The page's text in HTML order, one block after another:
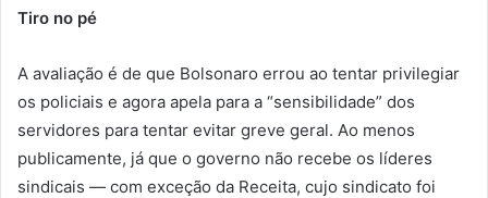
Tiro no pé
A avaliação é de que Bolsonaro errou ao tentar privilegiar
os policiais e agora apela para a “sensibilidade” dos
servidores para tentar evitar greve geral. Ao menos
publicamente, já que o governo não recebe os líderes
sindicais — com exceção da Receita, cujo sindicato foi